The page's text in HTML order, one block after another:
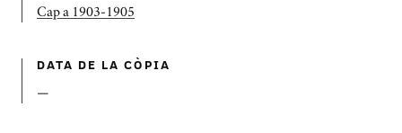
Cap a 1903-1905
DATA DE LA CÒPIA
—